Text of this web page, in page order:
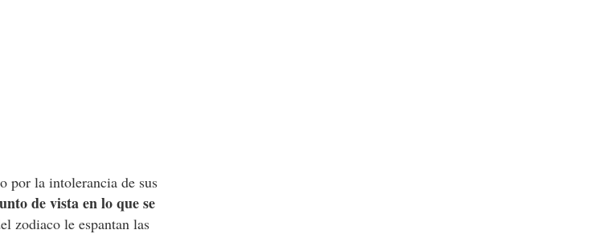
por la intolerancia de sus
de vista en lo que se
zodiaco le espantan las